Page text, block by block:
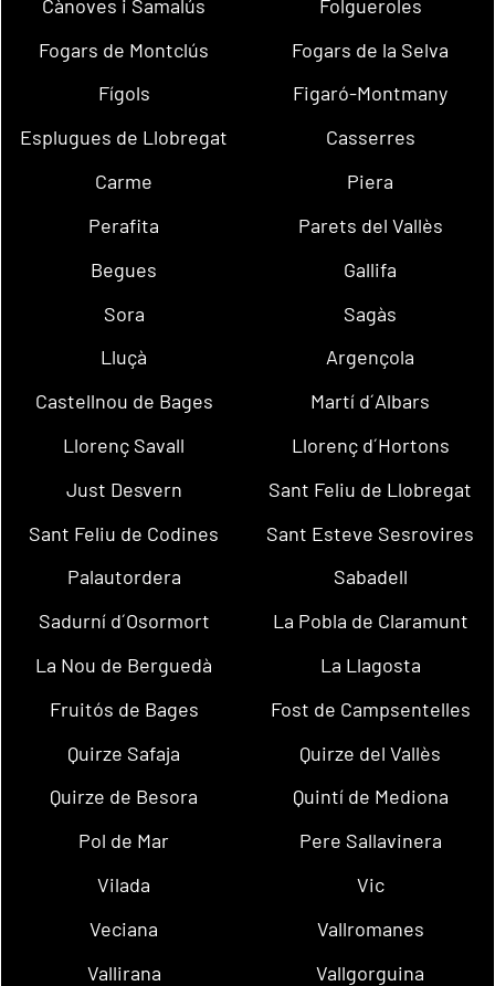
Cànoves i Samalús
Folgueroles
Fogars de Montclús
Fogars de la Selva
Fígols
Figaró-Montmany
Esplugues de Llobregat
Casserres
Carme
Piera
Perafita
Parets del Vallès
Begues
Gallifa
Sora
Sagàs
Lluçà
Argençola
Castellnou de Bages
Martí d´Albars
Llorenç Savall
Llorenç d´Hortons
Just Desvern
Sant Feliu de Llobregat
Sant Feliu de Codines
Sant Esteve Sesrovires
Palautordera
Sabadell
Sadurní d´Osormort
La Pobla de Claramunt
La Nou de Berguedà
La Llagosta
Fruitós de Bages
Fost de Campsentelles
Quirze Safaja
Quirze del Vallès
Quirze de Besora
Quintí de Mediona
Pol de Mar
Pere Sallavinera
Vilada
Vic
Veciana
Vallromanes
Vallirana
Vallgorguina